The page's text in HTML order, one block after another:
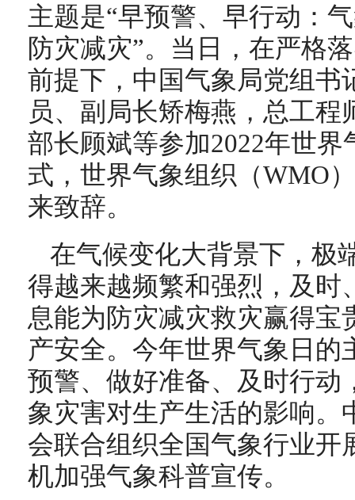
主题是“早预警、早行动：
防灾减灾”。当日，在严格
前提下，中国气象局党组书
员、副局长矫梅燕，总工
部长顾斌等参加2022年世
式，世界气象组织（WMO
来致辞。
在气候变化大背景下，极
得越来越频繁和强烈，及时
息能为防灾减灾救灾赢得宝
产安全。今年世界气象日的
预警、做好准备、及时行动
象灾害对生产生活的影响。
会联合组织全国气象行业开
机加强气象科普宣传。